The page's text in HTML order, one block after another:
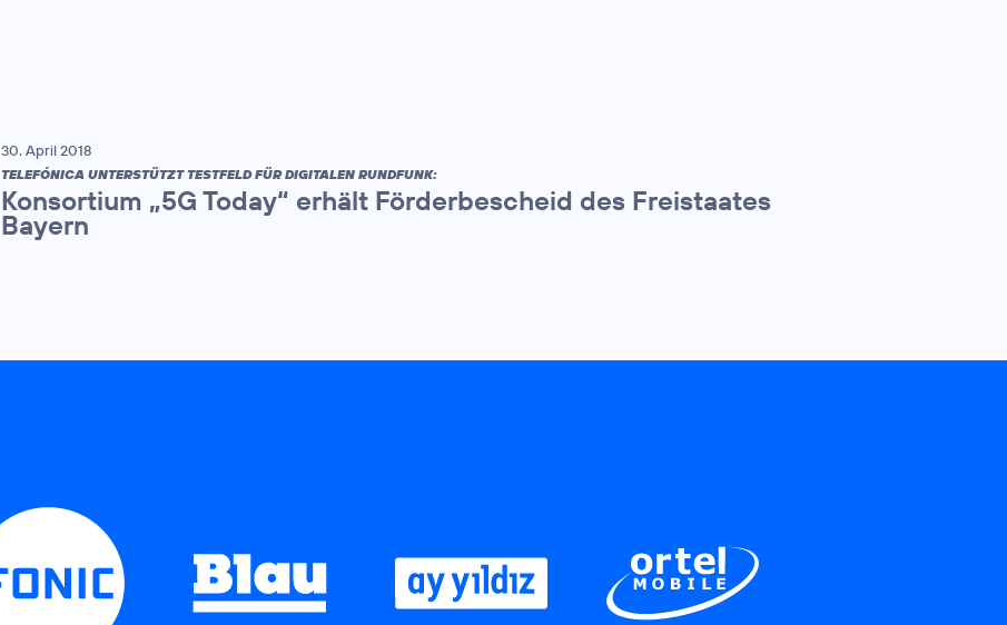
30. April 2018
TELEFÓNICA UNTERSTÜTZT TESTFELD FÜR DIGITALEN RUNDFUNK:
Konsortium „5G Today“ erhält Förderbescheid des Freistaates
Bayern